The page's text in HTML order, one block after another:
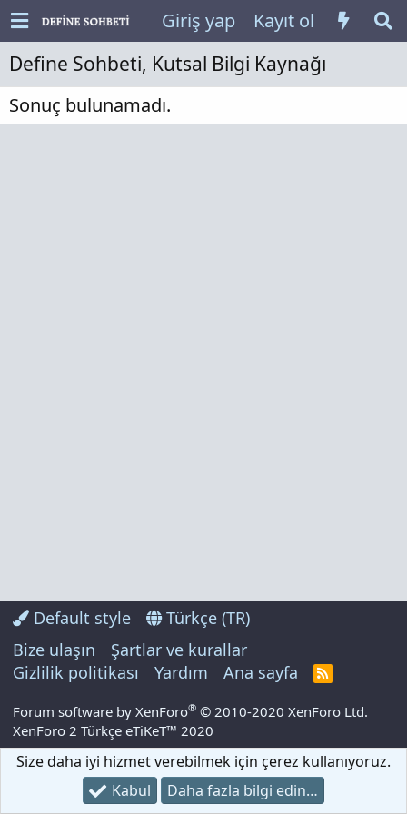
Giriş yap Kayıt ol
Define Sohbeti, Kutsal Bilgi Kaynağı
Sonuç bulunamadı.
Default style
Türkçe (TR)
Bize ulaşın
Şartlar ve kurallar
Gizlilik politikası
Yardım Ana sayfa
R
S
Forum software by XenForo® © 2010-2020 XenForo Ltd.
XenForo 2 Türkçe eTiKeT™ 2020
Size daha iyi hizmet verebilmek için çerez kullanıyoruz.
Kabul
Daha fazla bilgi edin…